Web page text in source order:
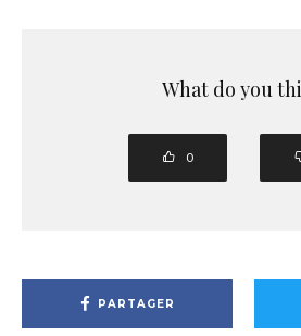
What do you
0
PARTAGER